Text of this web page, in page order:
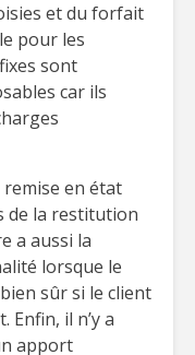
et du forfait
pour les
sont
car ils
en état
de la restitution
a aussi la
lorsque le
sûr si le client
Enfin, il n’y a
apport